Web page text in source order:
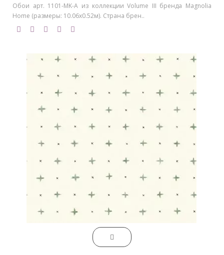
Обои арт. 1101-MK-A из коллекции Volume III бренда Magnolia
Home (размеры: 10.06х0.52м). Страна брен..